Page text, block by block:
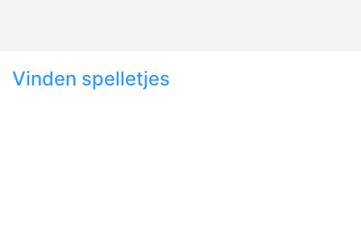
Vinden spelletjes